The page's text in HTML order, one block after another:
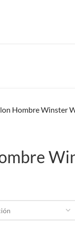
Hombre Winster